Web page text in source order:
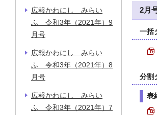
2月
一括
分割
表
広報かわにし みらい
ふ 令和3年（2021年）9
月号
広報かわにし みらい
ふ 令和3年（2021年）8
月号
広報かわにし みらい
ふ 令和3年（2021年）7